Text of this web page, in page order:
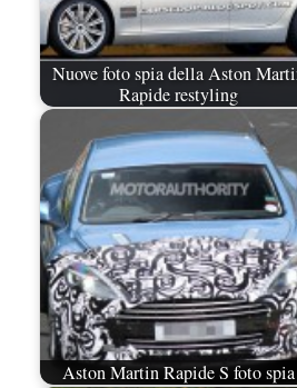
Nuove foto spia della Aston
Rapide restyling
Aston Martin Rapide S foto spia